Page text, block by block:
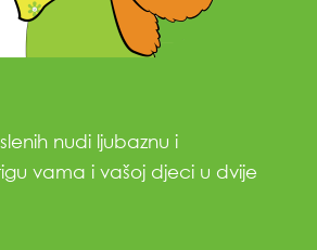
nudi ljubaznu i
vama i vašoj djeci u dvije